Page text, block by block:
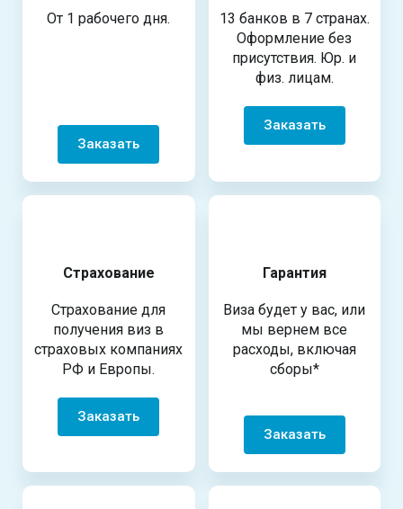
От 1 рабочего дня.
Заказать
13 банков в 7 странах.
Оформление без
присутствия. Юр. и
физ. лицам.
Заказать
Страхование
Страхование для
получения виз в
страховых компаниях
РФ и Европы.
Заказать
Гарантия
Виза будет у вас, или
мы вернем все
расходы, включая
сборы*
Заказать